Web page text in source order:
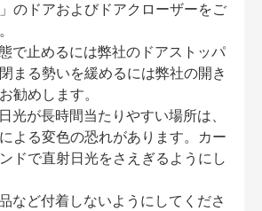
のドアおよびドアクローザーをご
で止めるには弊社のドアストッパ
まる勢いを緩めるには弊社の開き
勧めします。
光が長時間当たりやすい場所は、
よる変色の恐れがあります。カー
ドで直射日光をさえぎるようにし
など付着しないようにしてくださ